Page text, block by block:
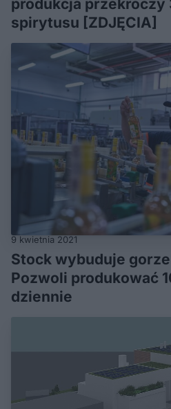
produkcja przekroczy
spirytusu [ZDJĘCIA]
9 kwietnia 2021
Stock wybuduje
Pozwoli produkować
dziennie